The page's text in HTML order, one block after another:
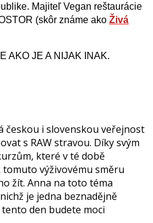
Majiteľ Vegan reštaurácie
(skôr známe ako Živá
AKO JE A NIJAK INAK.
českou i slovenskou veřejnost
s RAW stravou. Díky svým
které v té době
výživovému směru
žít. Anna na toto téma
je jedna beznadějně
den budete moci